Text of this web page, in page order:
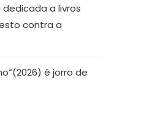
a livros
contra a
é jorro de